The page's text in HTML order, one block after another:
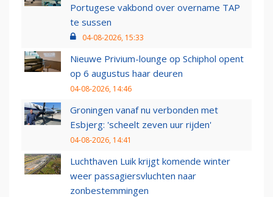
Portugese vakbond over overname TAP
te sussen
04-08-2026, 15:33
Nieuwe Privium-lounge op Schiphol opent
op 6 augustus haar deuren
04-08-2026, 14:46
Groningen vanaf nu verbonden met
Esbjerg: 'scheelt zeven uur rijden'
04-08-2026, 14:41
Luchthaven Luik krijgt komende winter
weer passagiersvluchten naar
zonbestemmingen